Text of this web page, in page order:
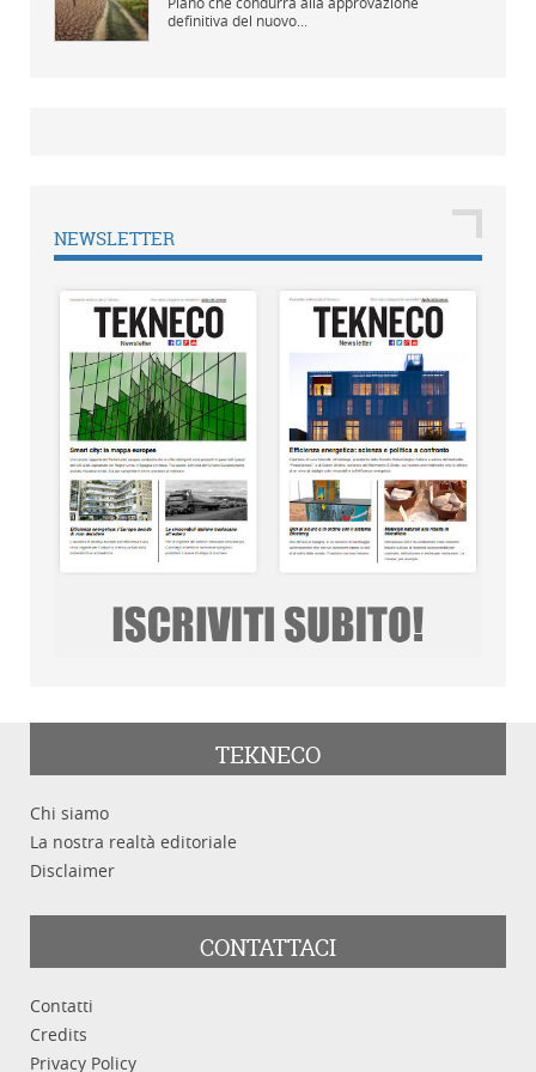
definitiva del nuovo...
NEWSLETTER
TEKNECO
Chi siamo
La nostra realtà editoriale
Disclaimer
CONTATTACI
Contatti
Credits
Privacy Policy